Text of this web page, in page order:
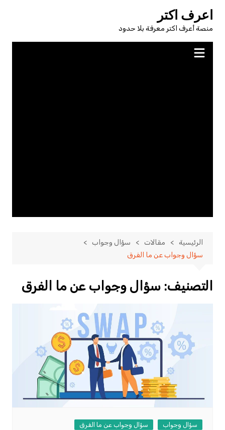
المحتوى
اعرف اكتر
منصة أعرف اكتر معرفة بلا حدود
الرئيسية مقالات
سؤال وجواب
سؤال وجواب عن ما الفرق
التصنيف: سؤال وجواب عن ما الفرق
سؤال وجواب
سؤال وجواب عن ما الفرق